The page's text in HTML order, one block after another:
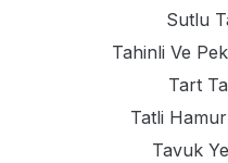
Sutlu
Tahinli Ve
Tart
Tatli
Tavuk